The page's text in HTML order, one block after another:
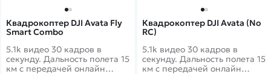
Квадрокоптер DJI Avata Fly
Smart Combo
5.1k видео 30 кадров в
секунду. Дальность полета 15
км с передачей онлайн
Квадрокоптер DJI Avata (No
RC)
5.1k видео 30 кадров в
секунду. Дальность полета 15
км с передачей онлайн